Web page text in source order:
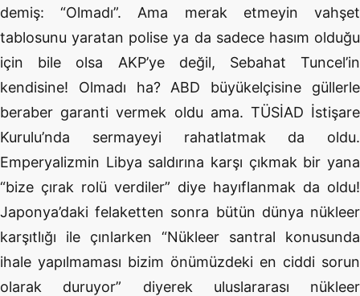
demiş: “Olmadı”. Ama merak etmeyin vahşet
tablosunu yaratan polise ya da sadece hasım olduğu
için bile olsa AKP’ye değil, Sebahat Tuncel’in
kendisine! Olmadı ha? ABD büyükelçisine güllerle
beraber garanti vermek oldu ama. TÜSİAD İstişare
Kurulu’nda sermayeyi rahatlatmak da oldu.
Emperyalizmin Libya saldırına karşı çıkmak bir yana
“bize çırak rolü verdiler” diye hayıflanmak da oldu!
Japonya’daki felaketten sonra bütün dünya nükleer
karşıtlığı ile çınlarken “Nükleer santral konusunda
ihale yapılmaması bizim önümüzdeki en ciddi sorun
olarak duruyor” diyerek uluslararası nükleer